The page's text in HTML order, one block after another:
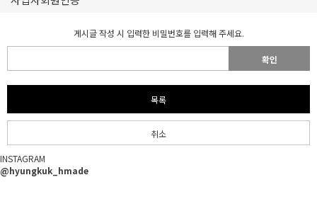
게시글 작성 시 입력한 비밀번호를 입력해 주세요.
확인
목록
취소
INSTAGRAM
@hyungkuk_hmade